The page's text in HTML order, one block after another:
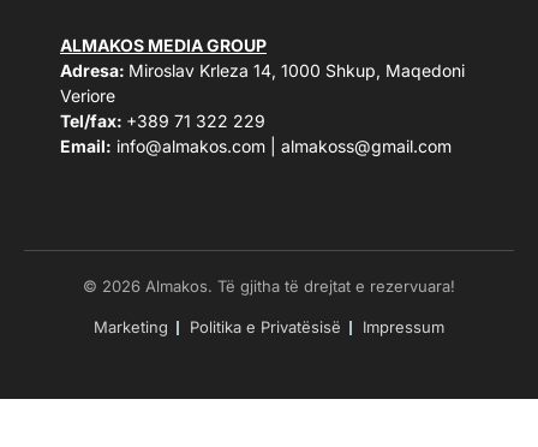
ALMAKOS MEDIA GROUP
Adresa: Miroslav Krleza 14, 1000 Shkup, Maqedoni
Veriore
Tel/fax: +389 71 322 229
Email: info@almakos.com almakoss@gmail.com
© 2026 Almakos. Të gjitha të drejtat e rezervuara!
Marketing Politika e Privatësisë Impressum